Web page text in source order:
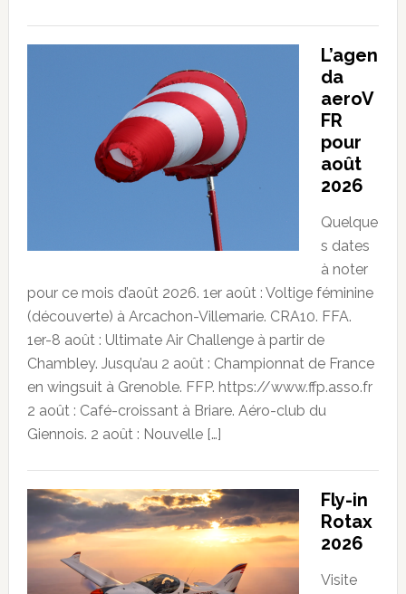
L’agen
da
aeroV
FR
pour
août
2026
Quelque
s dates
à noter
pour ce mois d’août 2026. 1er août : Voltige féminine
(découverte) à Arcachon-Villemarie. CRA10. FFA.
1er-8 août : Ultimate Air Challenge à partir de
Chambley. Jusqu’au 2 août : Championnat de France
en wingsuit à Grenoble. FFP. https://www.ffp.asso.fr
2 août : Café-croissant à Briare. Aéro-club du
Giennois. 2 août : Nouvelle […]
Fly-in
Rotax
2026
Visite